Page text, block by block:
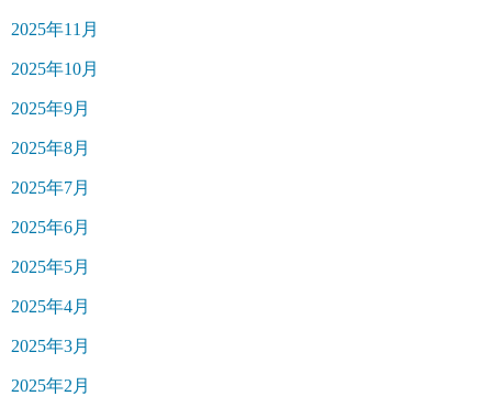
2025年11月
2025年10月
2025年9月
2025年8月
2025年7月
2025年6月
2025年5月
2025年4月
2025年3月
2025年2月